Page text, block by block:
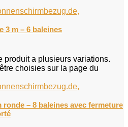
3 m – 6 baleines
produit a plusieurs variations.
choisies sur la page du
ronde – 8 baleines avec fermeture